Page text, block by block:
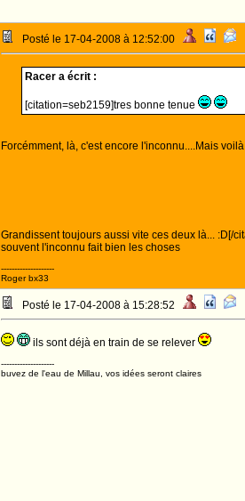
Posté le 17-04-2008 à 12:52:00
Racer a écrit :
[citation=seb2159]tres bonne tenue
Forcémment, là, c'est encore l'inconnu....Mais
Grandissent toujours aussi vite ces deux là... :D[/
souvent l'inconnu fait bien les choses
--------------------
Roger bx33
Posté le 17-04-2008 à 15:28:52
ils sont déjà en train de se relever
--------------------
buvez de l'eau de Millau, vos idées seront claires